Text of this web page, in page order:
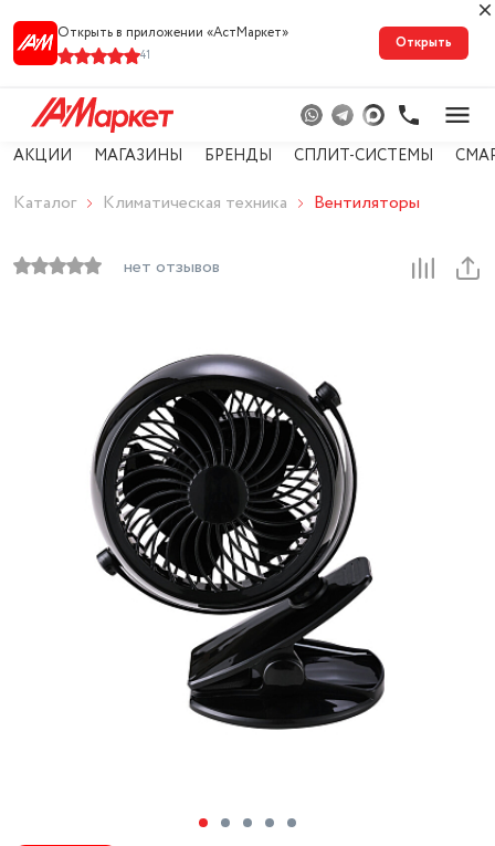
Открыть в приложении «АстМарке‪т‬»
41
Открыть
АКЦИИ МАГАЗИНЫ БРЕНДЫ СПЛИТ-СИСТЕМЫ
Каталог Климатическая техника Вентиляторы
нет отзывов